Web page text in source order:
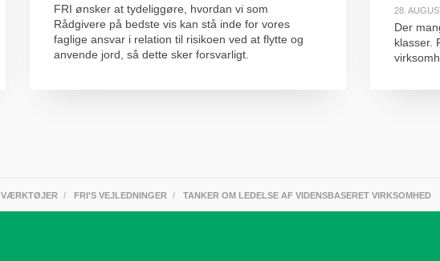
FRI ønsker at tydeliggøre, hvordan vi som
Rådgivere på bedste vis kan stå inde for vores
faglige ansvar i relation til risikoen ved at flytte og
anvende jord, så dette sker forsvarligt.
28.
Der
klasser.
VÆRKTØJER FRI'S VEJLEDNINGER TANKER OM LEDELSE AF VIDENSBASERET VIRKSOMHED